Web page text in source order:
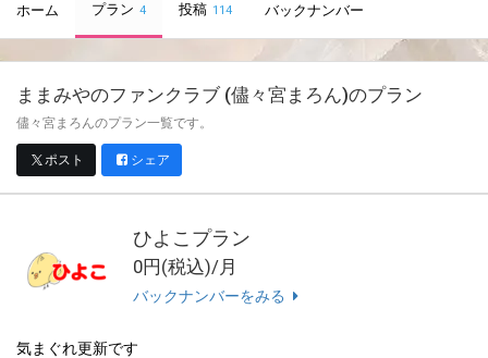
ホーム プラン 4 投稿 114 バックナンバー
ままみやのファンクラブ (儘々宮まろん)のプラン
儘々宮まろんのプラン一覧です。
ポスト シェア
ひよこプラン
0円(税込)/月
バックナンバーをみる
気まぐれ更新です